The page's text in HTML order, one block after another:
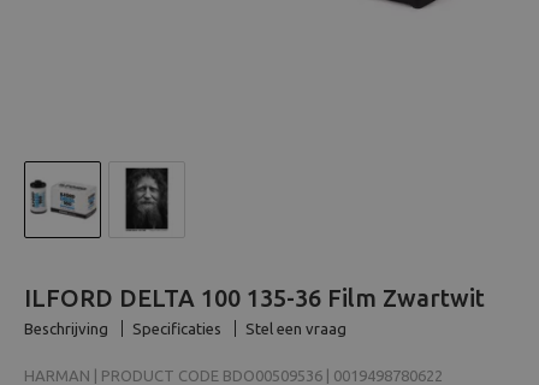
Analoog
ILFORD DELTA 100 135-36 Film Zwartwit
Beschrijving Specificaties Stel een vraag
HARMAN | PRODUCT CODE BDO00509536 | 0019498780622